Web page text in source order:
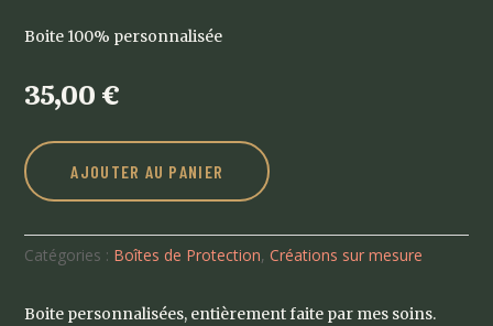
Boite 100% personnalisée
35,00 €
AJOUTER AU PANIER
Catégories : Boîtes de Protection,Créations sur mesure
Boite personnalisées, entièrement faite par mes soins.